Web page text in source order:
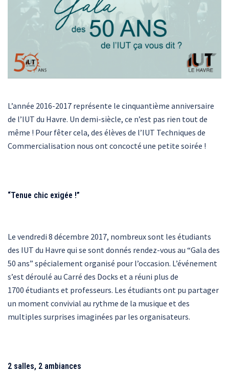
L’année 2016-2017 représente le cinquantième anniversaire
de l’IUT du Havre. Un demi-siècle, ce n’est pas rien tout de
même ! Pour fêter cela, des élèves de l’IUT Techniques de
Commercialisation nous ont concocté une petite soirée !
“Tenue chic exigée !”
Le vendredi 8 décembre 2017, nombreux sont les étudiants
des IUT du Havre qui se sont donnés rendez-vous au “Gala des
50 ans” spécialement organisé pour l’occasion. L’événement
s’est déroulé au Carré des Docks et a réuni plus de
1700 étudiants et professeurs. Les étudiants ont pu partager
un moment convivial au rythme de la musique et des
multiples surprises imaginées par les organisateurs.
2 salles, 2 ambiances